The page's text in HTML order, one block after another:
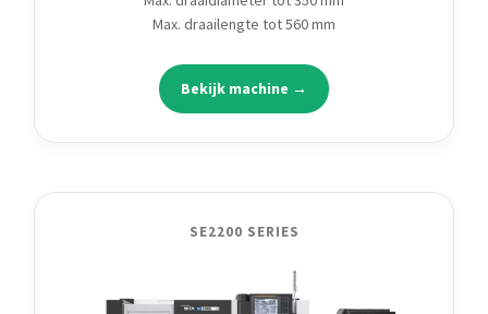
Max. draailengte tot 560 mm
Bekijk machine →
SE2200 SERIES